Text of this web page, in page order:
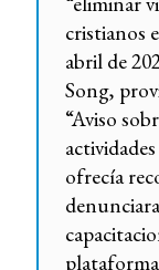
cristianos
abril de
Song,
“Aviso
ofrecía